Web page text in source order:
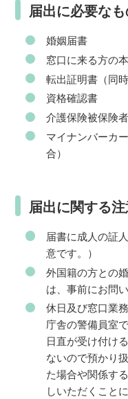
届出に必要な
婚姻届書
窓口に来る方の
転出証明書（同
資格確認書
介護保険被保険
マイナンバーカ
合）
届出に関する
届書に成人の証
意です。）
外国籍の方との
は、事前にお問
休日及び窓口業
庁舎の警備員室
日直が受け付け
ないので預かり
た場合や関係す
しいただくこと